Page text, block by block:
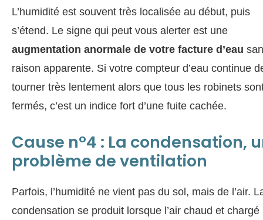
L’humidité est souvent très localisée au début, puis
s’étend. Le signe qui peut vous alerter est une
augmentation anormale de votre facture d’eau
raison apparente. Si votre compteur d’eau continue
tourner très lentement alors que tous les robinets
fermés, c’est un indice fort d’une fuite cachée.
Cause n°4 : La condensation,
problème de ventilation
Parfois, l’humidité ne vient pas du sol, mais de l’air.
condensation se produit lorsque l’air chaud et chargé